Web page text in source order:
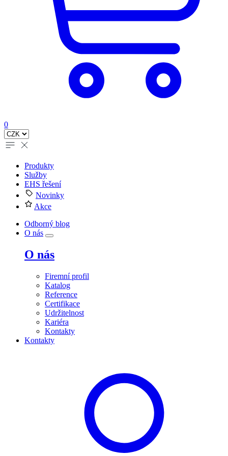
0
Produkty
Služby
EHS řešení
Novinky
Akce
Odborný blog
O nás
O nás
Firemní profil
Katalog
Reference
Certifikace
Udržitelnost
Kariéra
Kontakty
Kontakty